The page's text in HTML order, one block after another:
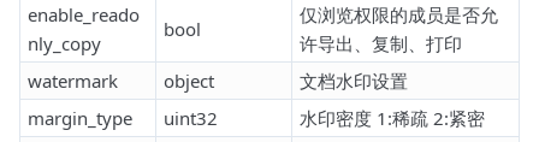
enable_reado
nly_copy
bool
仅浏览权限的成员是否允
许导出、复制、打印
watermark
object
文档水印设置
margin_type
uint32
水印密度 1:稀疏 2:紧密